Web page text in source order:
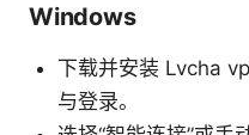
Windows
下载并安装 Lvcha
与登录。